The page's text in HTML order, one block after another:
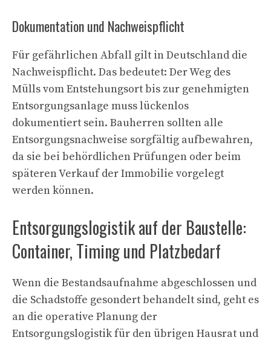
Dokumentation und Nachweispflicht
Für gefährlichen Abfall gilt in Deutschland die
Nachweispflicht. Das bedeutet: Der Weg des
Mülls vom Entstehungsort bis zur genehmigten
Entsorgungsanlage muss lückenlos
dokumentiert sein. Bauherren sollten alle
Entsorgungsnachweise sorgfältig aufbewahren,
da sie bei behördlichen Prüfungen oder beim
späteren Verkauf der Immobilie vorgelegt
werden können.
Entsorgungslogistik auf der Baustelle:
Container, Timing und Platzbedarf
Wenn die Bestandsaufnahme abgeschlossen und
die Schadstoffe gesondert behandelt sind, geht es
an die operative Planung der
Entsorgungslogistik für den übrigen Hausrat und